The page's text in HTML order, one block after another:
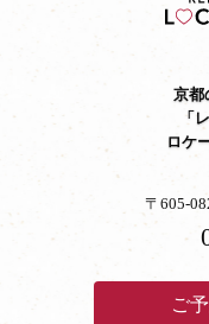
京都
「
ロケ
〒605-
ご